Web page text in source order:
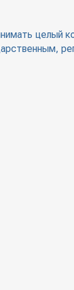
целый